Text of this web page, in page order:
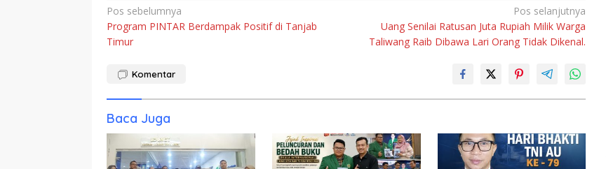
Navigasi
pos
Pos sebelumnya
Program PINTAR Berdampak Positif di Tanjab
Timur
Pos selanjutnya
Uang Senilai Ratusan Juta Rupiah Milik Warga
Taliwang Raib Dibawa Lari Orang Tidak Dikenal.
Komentar
Baca Juga